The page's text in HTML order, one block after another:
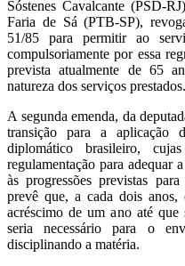
Sóstenes Cavalcante (PSD-
Faria de Sá (PTB-SP),
51/85 para permitir ao
compulsoriamente por essa
prevista atualmente de 65
natureza dos serviços prestados.
A segunda emenda, da
transição para a aplicação
diplomático brasileiro,
regulamentação para adequar
às progressões previstas
prevê que, a cada dois
acréscimo de um ano até que
seria necessário para o
disciplinando a matéria.